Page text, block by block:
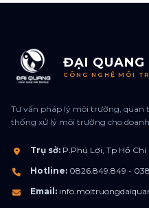
ĐẠI QUANG
CÔNG NGHỆ MÔI
Tư vấn pháp lý môi trường, quan
thống xử lý môi trường cho
Trụ sở: P.Phú Lợi, Tp Hồ
Hotline: 0826.849.849 -
Email: